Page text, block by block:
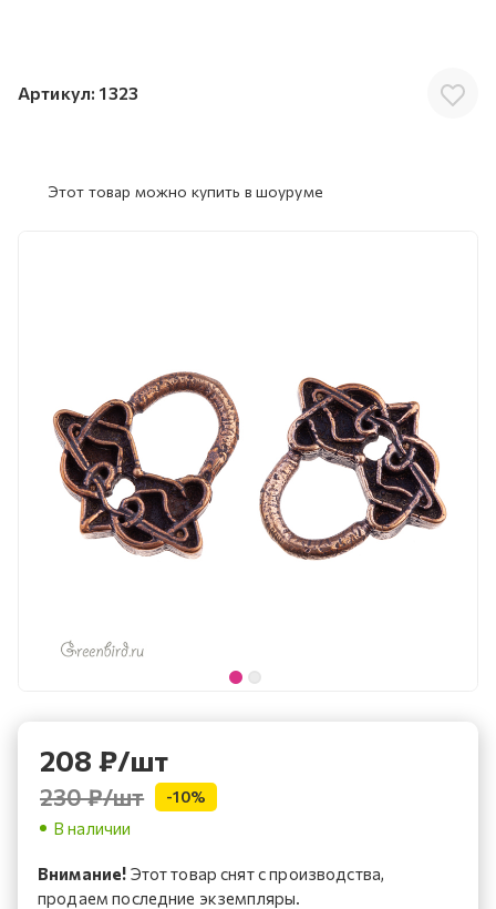
Артикул: 1323
Этот товар можно купить в шоуруме
208 ₽/шт
230 ₽/шт -10%
В наличии
Внимание! Этот товар снят с производства,
продаем последние экземпляры.